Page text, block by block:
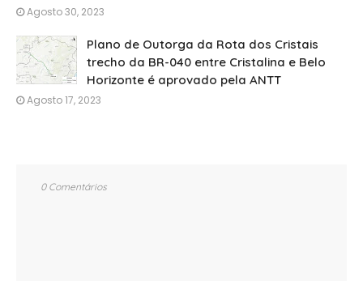
Agosto 30, 2023
Plano de Outorga da Rota dos Cristais
trecho da BR-040 entre Cristalina e Belo
Horizonte é aprovado pela ANTT
Agosto 17, 2023
0 Comentários